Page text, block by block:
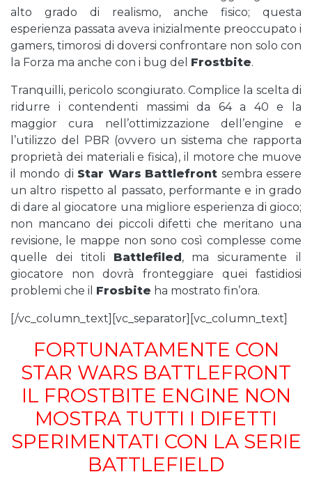
alto grado di realismo, anche fisico; questa
esperienza passata aveva inizialmente preoccupato i
gamers, timorosi di doversi confrontare non solo con
la Forza ma anche con i bug del Frostbite.
Tranquilli, pericolo scongiurato. Complice la scelta di
ridurre i contendenti massimi da 64 a 40 e la
maggior cura nell’ottimizzazione dell’engine e
l’utilizzo del PBR (ovvero un sistema che rapporta
proprietà dei materiali e fisica), il motore che muove
il mondo di Star Wars Battlefront sembra essere
un altro rispetto al passato, performante e in grado
di dare al giocatore una migliore esperienza di gioco;
non mancano dei piccoli difetti che meritano una
revisione, le mappe non sono così complesse come
quelle dei titoli Battlefiled, ma sicuramente
il
giocatore non dovrà fronteggiare quei fastidiosi
problemi che il Frosbite ha mostrato fin’ora.
[/vc_column_text][vc_separator][vc_column_text]
FORTUNATAMENTE CON
STAR WARS BATTLEFRONT
IL FROSTBITE ENGINE NON
MOSTRA TUTTI I DIFETTI
SPERIMENTATI CON LA SERIE
BATTLEFIELD